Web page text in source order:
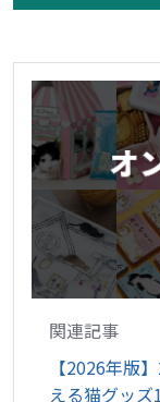
関連記事
【2026年版
える猫グッズ